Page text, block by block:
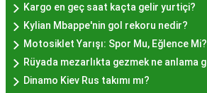
Eyüp gibi tarihi semtlerdeki
Lokması deneyimi daha da özel
Beyoğlu, Kadıköy, ve Beşiktaş gibi
semtlerde de bu lezzeti
Kargo en geç saat kaçta gelir yurtiçi?
Kylian Mbappe'nin gol rekoru nedir?
Motosiklet Yarışı: Spor Mu, Eğlence Mi?
Rüyada mezarlıkta gezmek ne anlama
Dinamo Kiev Rus takımı mı?